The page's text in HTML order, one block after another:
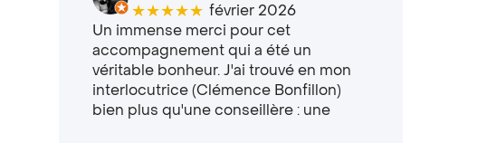
★★★★★ février 2026
Un immense merci pour cet
accompagnement qui a été un
véritable bonheur. J'ai trouvé en mon
interlocutrice (Clémence Bonfillon)
bien plus qu'une conseillère : une